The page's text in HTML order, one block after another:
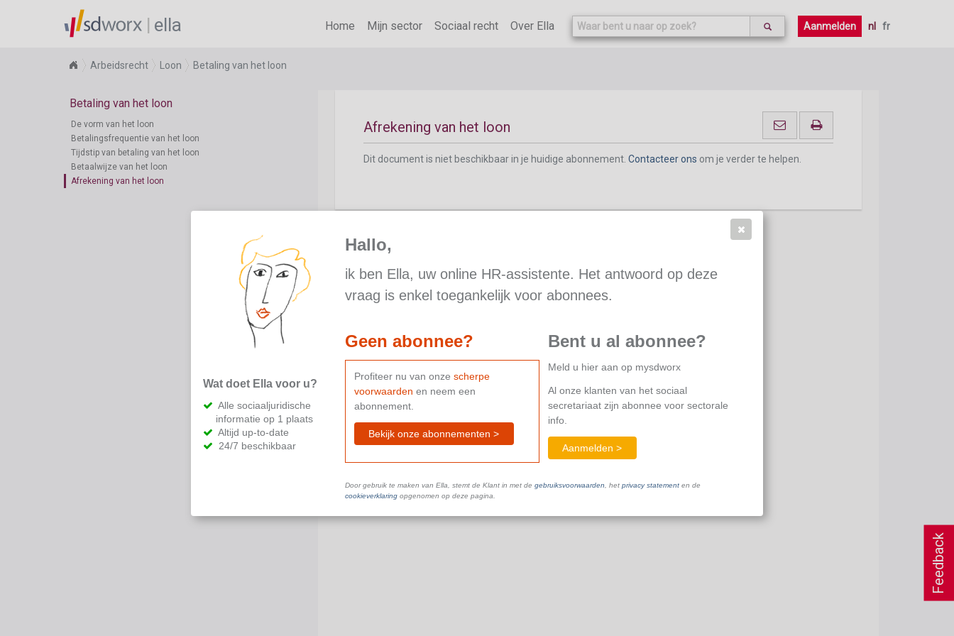
Feedback
ella Home Mijn sector Sociaal recht Over Ella Aanmelden nl fr
Arbeidsrecht Loon Betaling van het loon
Betaling van het loon
De vorm van het loon
Betalingsfrequentie van het loon
Tijdstip van betaling van het loon
Betaalwijze van het loon
Afrekening van het loon
Dit document is niet beschikbaar in je huidige abonnement.Contacteer ons om je verder te helpen.
Afrekening van het loon
Dit document is niet beschikbaar in je huidige abonnement. Contacteer ons om je verder te helpen.
Wat doet Ella voor u?
Alle sociaaljuridische
informatie op 1 plaats
Altijd up-to-date
24/7 beschikbaar
Hallo,
ik ben Ella, uw online HR-assistente. Het antwoord op deze
vraag is enkel toegankelijk voor abonnees.
Geen abonnee?
Profiteer nu van onze scherpe
voorwaarden en neem een
abonnement.
Bekijk onze abonnementen >
Bent u al abonnee?
Meld u hier aan op mysdworx
Al onze klanten van het sociaal
secretariaat zijn abonnee voor sectorale
info.
Aanmelden >
Door gebruik te maken van Ella, stemt de Klant in met de gebruiksvoorwaarden , het privacy statementen de
cookieverklaringopgenomen op deze pagina.